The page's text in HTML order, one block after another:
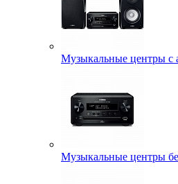
Музыкальные центры с
Музыкальные центры